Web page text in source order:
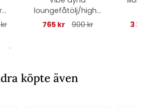
loungefåtölj/highb
ack fåtölj - black
765 kr 900 kr 3
köpte även